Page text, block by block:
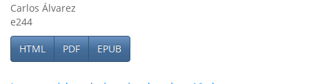
Carlos Álvarez
e244
HTML PDF EPUB